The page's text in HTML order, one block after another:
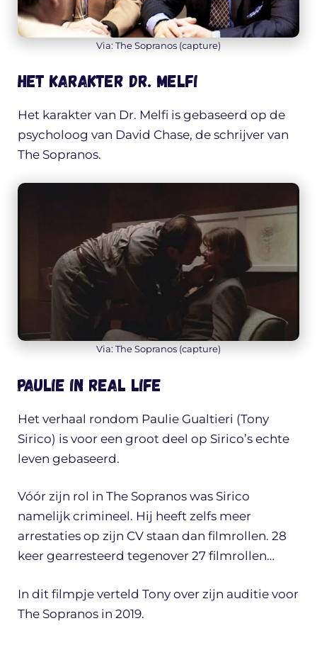
Via: The Sopranos (capture)
Het karakter Dr. Melfi
Het karakter van Dr. Melfi is gebaseerd op de
psycholoog van David Chase, de schrijver van
The Sopranos.
Via: The Sopranos (capture)
Paulie in Real Life
Het verhaal rondom Paulie Gualtieri (Tony
Sirico) is voor een groot deel op Sirico’s echte
leven gebaseerd.
Vóór zijn rol in The Sopranos was Sirico
namelijk crimineel. Hij heeft zelfs meer
arrestaties op zijn CV staan dan filmrollen. 28
keer gearresteerd tegenover 27 filmrollen…
In dit filmpje verteld Tony over zijn auditie voor
The Sopranos in 2019.